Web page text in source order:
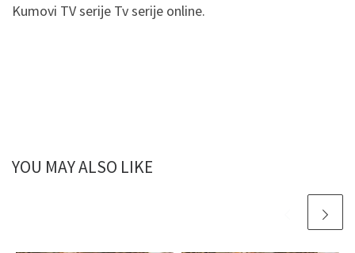
Kumovi TV serije Tv serije online.
YOU MAY ALSO LIKE